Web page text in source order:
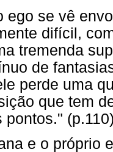
ego se vê
difícil,
tremenda
de
perde uma
que tem
pontos."
e o próprio